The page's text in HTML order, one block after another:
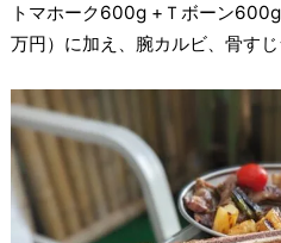
トマホーク600g +Ｔボーン
万円）に加え、腕カルビ、骨す